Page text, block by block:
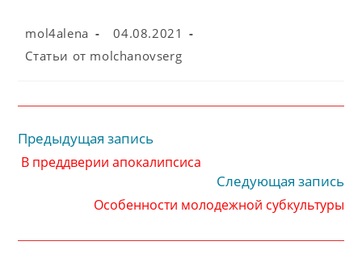
Автор
mol4alena
Запись
04.08.2021
Рубрика
Cтатьи от molchanovserg
Читать
статьи
Предыдущая запись
В преддверии апокалипсиса
Следующая запись
Особенности молодежной субкультуры